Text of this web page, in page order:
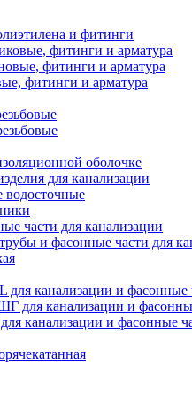
и фитинги
фитинги и арматура
фитинги и арматура
фитинги и арматура
оболочке
для канализации
водосточные
части для канализации
и фасонные части для
для канализации и фасонные
для канализации и
канализации и фасонные